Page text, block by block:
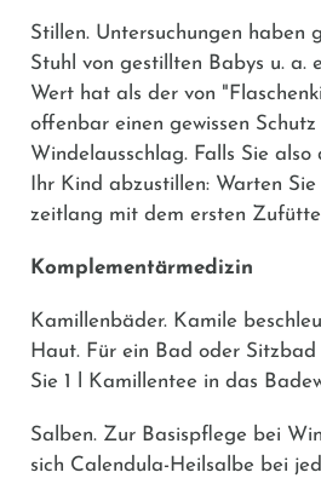
Stillen. Untersuchungen haben
Stuhl von gestillten Babys u. a.
Wert hat als der von
offenbar einen gewissen Schutz
Windelausschlag. Falls Sie
Ihr Kind abzustillen: Warten
zeitlang mit dem ersten
Komplementärmedizin
Kamillenbäder. Kamile
Haut. Für ein Bad oder
Sie 1 l Kamillentee in das
Salben. Zur Basispflege bei
sich Calendula-Heilsalbe bei